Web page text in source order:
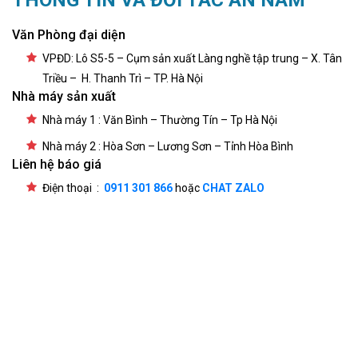
Văn Phòng đại diện
VPĐD: Lô S5-5 – Cụm sản xuất Làng nghề tập trung – X. Tân
Triều – H. Thanh Trì – TP. Hà Nội
Nhà máy sản xuất
Nhà máy 1 : Văn Bình – Thường Tín – Tp Hà Nội
Nhà máy 2 : Hòa Sơn – Lương Sơn – Tỉnh Hòa Bình
Liên hệ báo giá
Điện thoại : 0911 301 866 hoặc CHAT ZALO